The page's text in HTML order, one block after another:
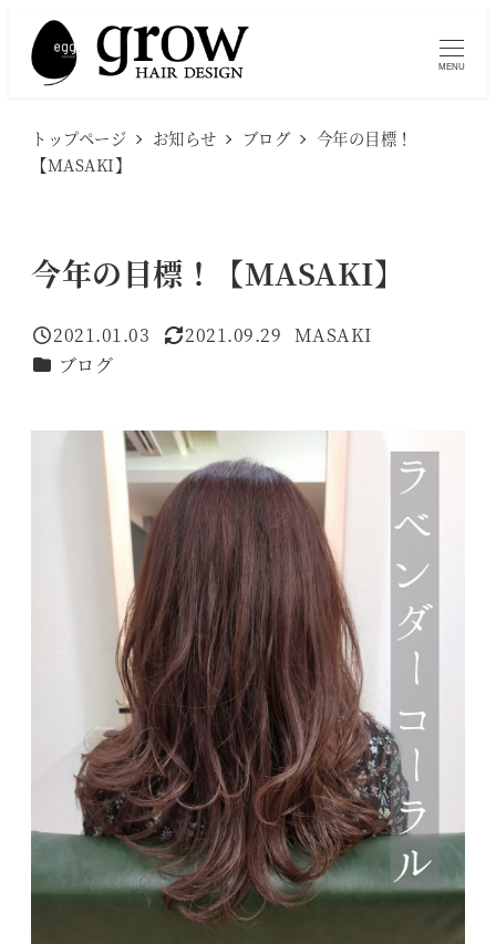
MENU
トップページ お知らせ ブログ
今年の目標！
【MASAKI】
今年の目標！【MASAKI】
投稿日
2021.01.03
更新日
2021.09.29
著
MASAKI
カテゴリー
ブログ